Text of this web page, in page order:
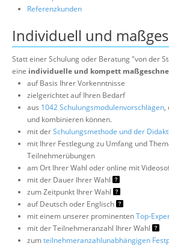
Referenzkunden
Individuell und
Statt einer Schulung oder Beratung "von der
eine individuelle und kompett
auf Basis Ihrer Vorkenntnisse
zielgerichtet auf Ihren Bedarf
aus 1042 Schulungsmodulenvorschlägen,
und kombinieren können.
mit derSchulungsmethode und der
mit Ihrer Festlegung zu Umfang und
Teilnehmerübungen
am Ort Ihrer Wahl oder online mit
mit der Dauer Ihrer Wahl
zum Zeitpunkt Ihrer Wahl
auf Deutsch oder Englisch
mit einem unserer prominentenTop-
mit der Teilnehmeranzahl Ihrer Wahl
zumteilnehmeranzahlunabhängigen